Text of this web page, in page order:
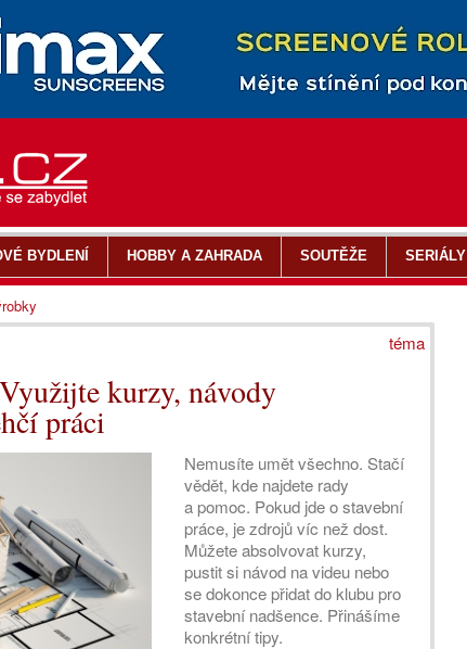
téma
kurzy, návody
práci
Nemusíte umět všechno. Stačí
vědět, kde najdete rady
a pomoc. Pokud jde o stavební
práce, je zdrojů víc než dost.
Můžete absolvovat kurzy,
pustit si návod na videu nebo
se dokonce přidat do klubu pro
stavební nadšence. Přinášíme
konkrétní tipy.
BYDLENÍ HOBBY A ZAHRADA SOUTĚŽE SERIÁLY